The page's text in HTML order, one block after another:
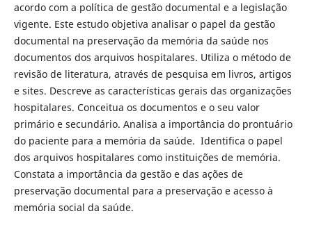
acordo com a política de gestão documental e a legislação
vigente. Este estudo objetiva analisar o papel da gestão
documental na preservação da memória da saúde nos
documentos dos arquivos hospitalares. Utiliza o método de
revisão de literatura, através de pesquisa em livros, artigos
e sites. Descreve as características gerais das organizações
hospitalares. Conceitua os documentos e o seu valor
primário e secundário. Analisa a importância do prontuário
do paciente para a memória da saúde. Identifica o papel
dos arquivos hospitalares como instituições de memória.
Constata a importância da gestão e das ações de
preservação documental para a preservação e acesso à
memória social da saúde.